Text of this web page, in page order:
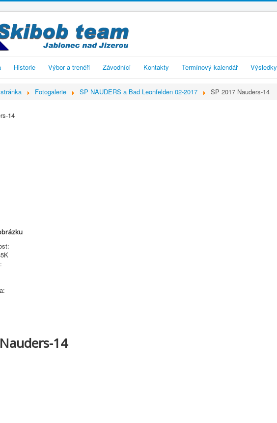
Historie Výbor a trenéři Závodníci Kontakty Termínový kalendář Výsledky
Fotogalerie SP NAUDERS a Bad Leonfelden 02-2017 SP 2017 Nauders-14
14